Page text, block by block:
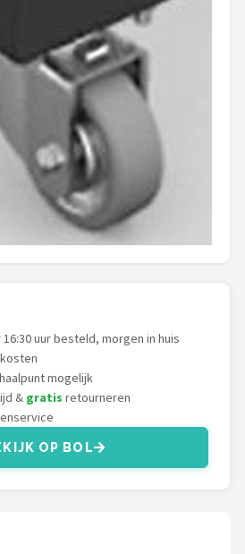
uur besteld, morgen in huis
mogelijk
& gratis retourneren
OP BOL